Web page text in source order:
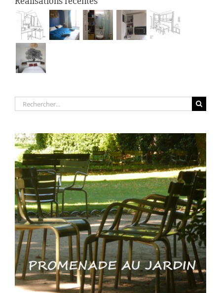
Rechercher: